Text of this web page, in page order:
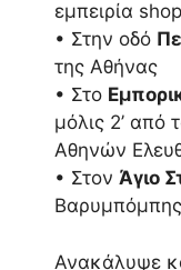
εμπειρία
• Στην οδό
της Αθήνας
• Στο
μόλις 2’ από
Αθηνών
• Στον Άγιο
Ανακάλυψε